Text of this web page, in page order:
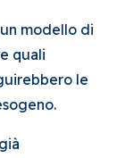
un modello di
quali
le